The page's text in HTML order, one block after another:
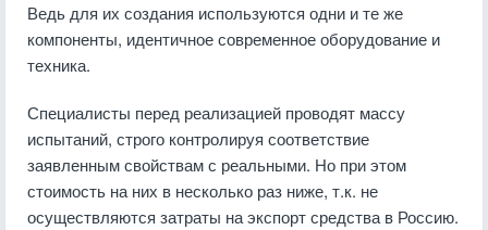
Ведь для их создания используются одни и те же
компоненты, идентичное современное оборудование и
техника.
Специалисты перед реализацией проводят массу
испытаний, строго контролируя соответствие
заявленным свойствам с реальными. Но при этом
стоимость на них в несколько раз ниже, т.к. не
осуществляются затраты на экспорт средства в Россию.